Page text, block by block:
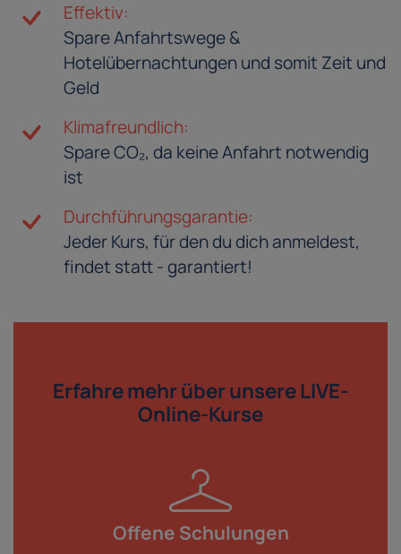
Effektiv:
Spare Anfahrtswege &
Hotelübernachtungen und somit Zeit und
Geld
Klimafreundlich:
Spare CO₂, da keine Anfahrt notwendig
ist
Durchführungsgarantie:
Jeder Kurs, für den du dich anmeldest,
findet statt - garantiert!
Erfahre mehr überunsere LIVE-
Online-Kurse
Offene Schulungen